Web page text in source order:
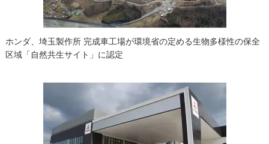
ホンダ、埼玉製作所 完成車工場が環境省の定める生物多様性の保全
区域「自然共生サイト」に認定